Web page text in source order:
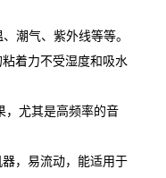
潮气、紫外线等等。
着力不受湿度和吸水
，尤其是高频率的音
，易流动，能适用于